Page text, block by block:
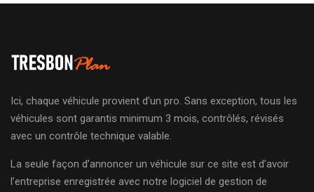
Ici, chaque véhicule provient d’un pro. Sans exception, tous les
véhicules sont garantis minimum 3 mois, contrôlés, révisés
avec un contrôle technique valable.
La seule façon d’annoncer un véhicule sur ce site est d’avoir
l’entreprise enregistrée avec notre logiciel de gestion de